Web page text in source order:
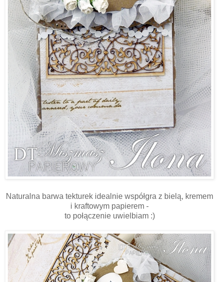
Naturalna barwa tekturek idealnie współgra z bielą, kremem
i kraftowym papierem -
to połączenie uwielbiam :)